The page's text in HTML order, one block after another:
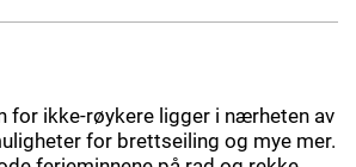
for ikke-røykere ligger i nærheten av
for brettseiling og mye mer.